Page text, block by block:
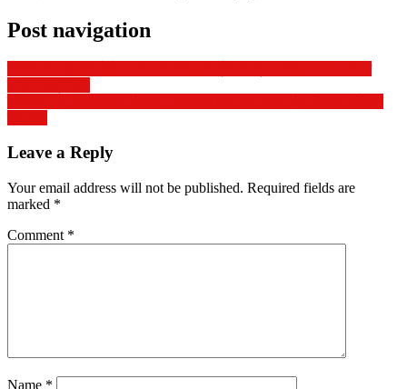
Post navigation
Leave a Reply
Your email address will not be published. Required fields are
marked *
Comment *
Name *